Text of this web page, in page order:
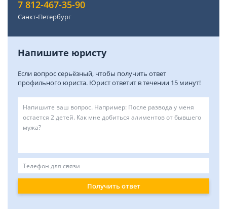
7 812-467-35-90
Санкт-Петербург
Напишите юристу
Если вопрос серьёзный, чтобы получить ответ
профильного юриста. Юрист ответит в течении 15 минут!
Получить ответ